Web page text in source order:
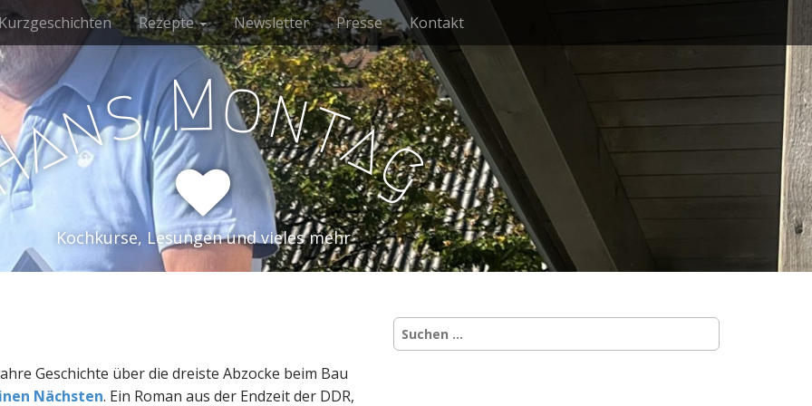
Kurzgeschichten Rezepte Newsletter Presse Kontakt
ans Montag
Kochkurse, Lesungen und vieles mehr
Geschichte über die dreiste Abzocke beim Bau
Nächsten. Ein Roman aus der Endzeit der DDR,
Suchen
nach: